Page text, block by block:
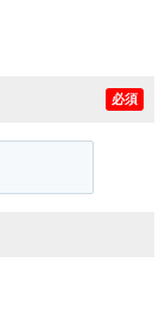
必須